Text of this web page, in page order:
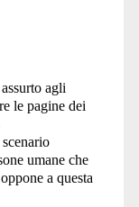
agli
le pagine dei
umane che
a questa